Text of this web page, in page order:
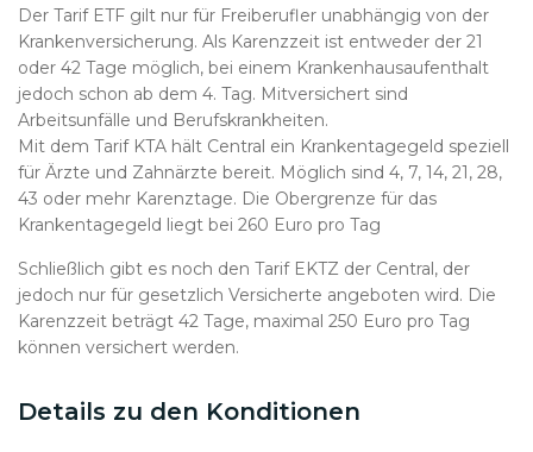
Der Tarif ETF gilt nur für Freiberufler unabhängig von der
Krankenversicherung. Als Karenzzeit ist entweder der 21
oder 42 Tage möglich, bei einem Krankenhausaufenthalt
jedoch schon ab dem 4. Tag. Mitversichert sind
Arbeitsunfälle und Berufskrankheiten.
Mit dem Tarif KTA hält Central ein Krankentagegeld speziell
für Ärzte und Zahnärzte bereit. Möglich sind 4, 7, 14, 21, 28,
43 oder mehr Karenztage. Die Obergrenze für das
Krankentagegeld liegt bei 260 Euro pro Tag
Schließlich gibt es noch den Tarif EKTZ der Central, der
jedoch nur für gesetzlich Versicherte angeboten wird. Die
Karenzzeit beträgt 42 Tage, maximal 250 Euro pro Tag
können versichert werden.
Details zu den Konditionen